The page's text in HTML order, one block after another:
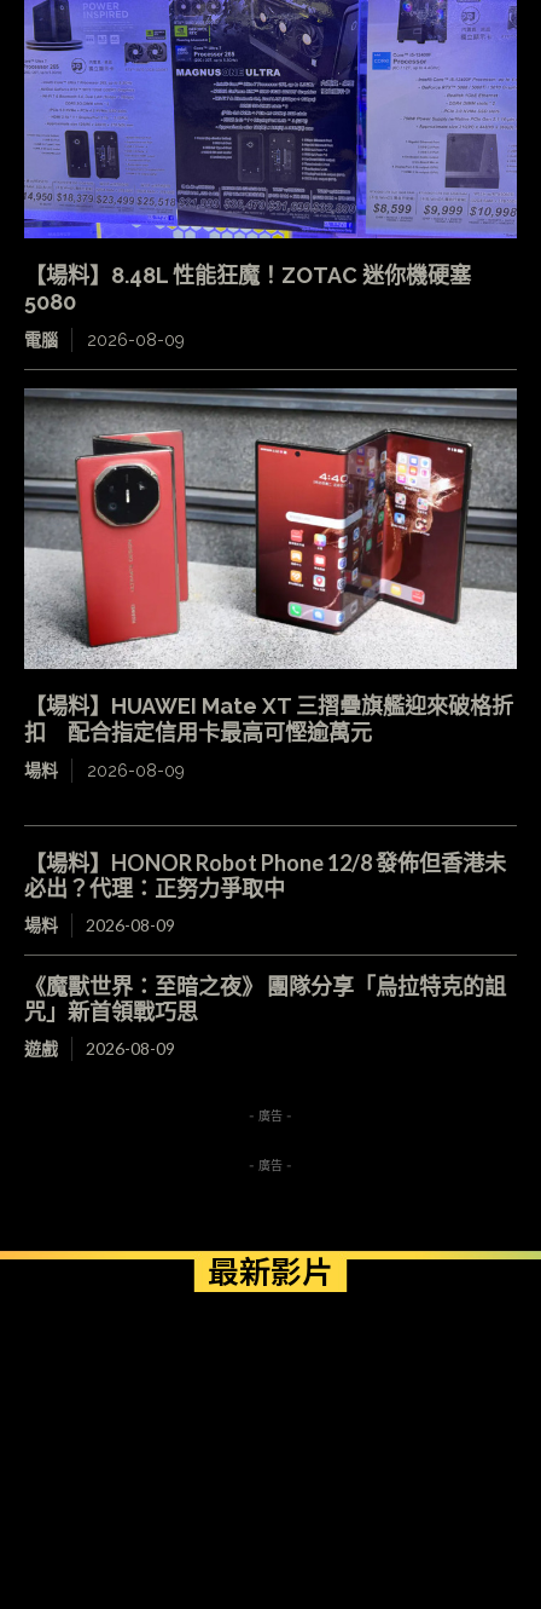
【場料】8.48L 性能狂魔！ZOTAC 迷你機硬塞
5080
電腦 2026-08-09
【場料】HUAWEI Mate XT 三摺疊旗艦迎來破格折
扣 配合指定信用卡最高可慳逾萬元
場料 2026-08-09
【場料】HONOR Robot Phone 12/8 發佈但香港未
必出？代理：正努力爭取中
場料 2026-08-09
《魔獸世界：至暗之夜》 團隊分享「烏拉特克的詛
咒」新首領戰巧思
遊戲 2026-08-09
- 廣告 -
- 廣告 -
最新影片